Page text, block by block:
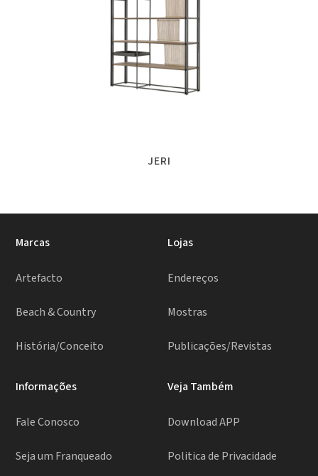
JERI
Marcas
Artefacto
Beach & Country
História/Conceito
Lojas
Endereços
Mostras
Publicações/Revistas
Informações
Fale Conosco
Seja um Franqueado
Veja Também
Download APP
Politica de Privacidade